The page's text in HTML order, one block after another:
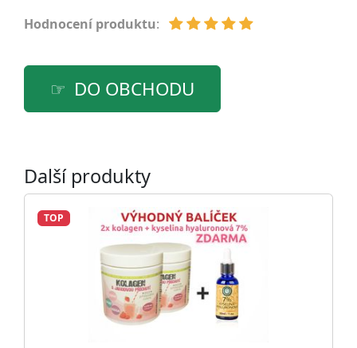
Hodnocení produktu:
DO OBCHODU
Další produkty
TOP